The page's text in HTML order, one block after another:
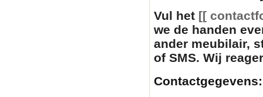
Vul het [[
we de handen
ander meubilair,
of SMS. Wij
Contactgegevens: